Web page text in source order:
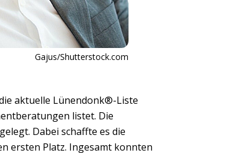
Gajus/Shutterstock.com
aktuelle Lünendonk®-Liste
listet. Die
Dabei schaffte es die
ersten Platz. Ingesamt konnten